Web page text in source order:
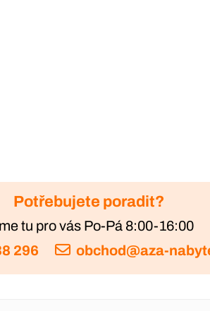
Potřebujete poradit?
tu pro vás Po-Pá 8:00-16:00
296
obchod@aza-